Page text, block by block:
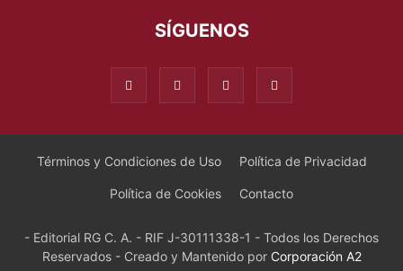
SÍGUENOS
Términos y Condiciones de Uso Política de Privacidad
Política de Cookies Contacto
- Editorial RG C. A. - RIF J-30111338-1 - Todos los Derechos
Reservados - Creado y Mantenido por Corporación A2